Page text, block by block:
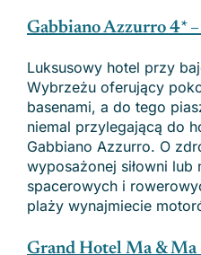
Gabbiano Azzurro 4*
Luksusowy hotel przy
Wybrzeżu oferujący
basenami, a do tego
niemal przylegającą do
Gabbiano Azzurro. O
wyposażonej siłowni
spacerowych i
plaży wynajmiecie
Grand Hotel Ma & Ma